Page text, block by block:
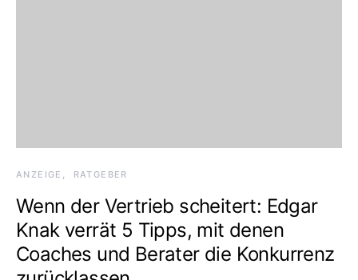
ANZEIGE RATGEBER
Wenn der Vertrieb scheitert: Edgar
Knak verrät 5 Tipps, mit denen
Coaches und Berater die Konkurrenz